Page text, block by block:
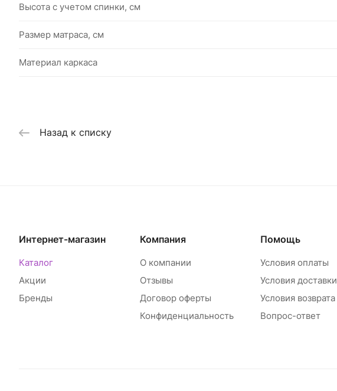
Высота с учетом спинки, см
Размер матраса, см
Материал каркаса
Назад к списку
Интернет-магазин
Каталог
Акции
Бренды
Компания
О компании
Отзывы
Договор оферты
Конфиденциальность
Помощь
Условия оплаты
Условия доставки
Условия возврата
Вопрос-ответ